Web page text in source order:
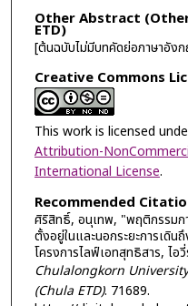
Other Abstract
ETD)
[ต้นฉบับไม่มีบทคัดย่อภาษาอัง
Creative Commons
This work is licensed
Attribution-
International License.
Recommended
ศิริสิทธิ์, อนุเทพ, "พฤติกรรมก
ตั้งอยู่ในและนอกระยะการเดิ
โครงการไลฟ์เอทสุทธิสาร, ไ
Chulalongkorn
(Chula ETD). 71689.